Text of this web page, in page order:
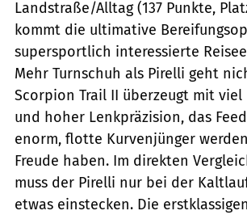
Landstraße/Alltag (137 Punkte,
kommt die ultimative
supersportlich interessierte
Mehr Turnschuh als Pirelli geht
Scorpion Trail II überzeugt mit
und hoher Lenkpräzision, das
enorm, flotte Kurvenjünger
Freude haben. Im direkten
muss der Pirelli nur bei der
etwas einstecken. Die erstklassigen